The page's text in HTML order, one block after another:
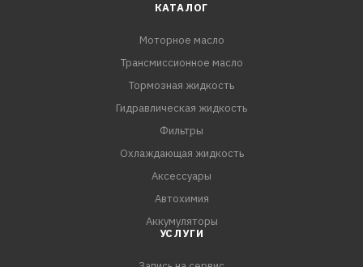
КАТАЛОГ
Моторное масло
Трансмиссионное масло
Тормозная жидкость
Гидравлическая жидкость
Фильтры
Охлаждающая жидкость
Аксессуары
Автохимия
Аккумуляторы
УСЛУГИ